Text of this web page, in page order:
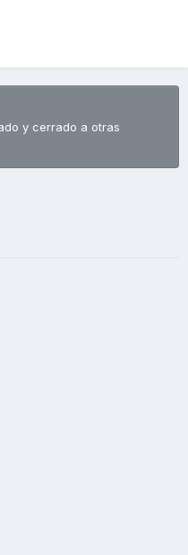
y cerrado a otras